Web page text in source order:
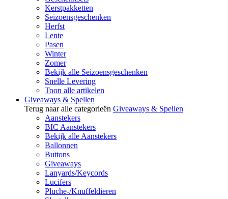
Kerstpakketten
Seizoensgeschenken
Herfst
Lente
Pasen
Winter
Zomer
Bekijk alle Seizoensgeschenken
Snelle Levering
Toon alle artikelen
Giveaways & Spellen
Terug naar alle categorieën Giveaways & Spellen
Aanstekers
BIC Aanstekers
Bekijk alle Aanstekers
Ballonnen
Buttons
Giveaways
Lanyards/Keycords
Lucifers
Pluche-/Knuffeldieren